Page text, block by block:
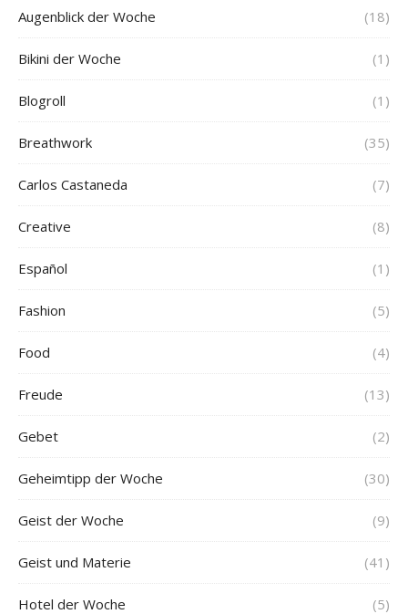
Augenblick der Woche (18)
Bikini der Woche (1)
Blogroll (1)
Breathwork (35)
Carlos Castaneda (7)
Creative (8)
Español (1)
Fashion (5)
Food (4)
Freude (13)
Gebet (2)
Geheimtipp der Woche (30)
Geist der Woche (9)
Geist und Materie (41)
Hotel der Woche (5)